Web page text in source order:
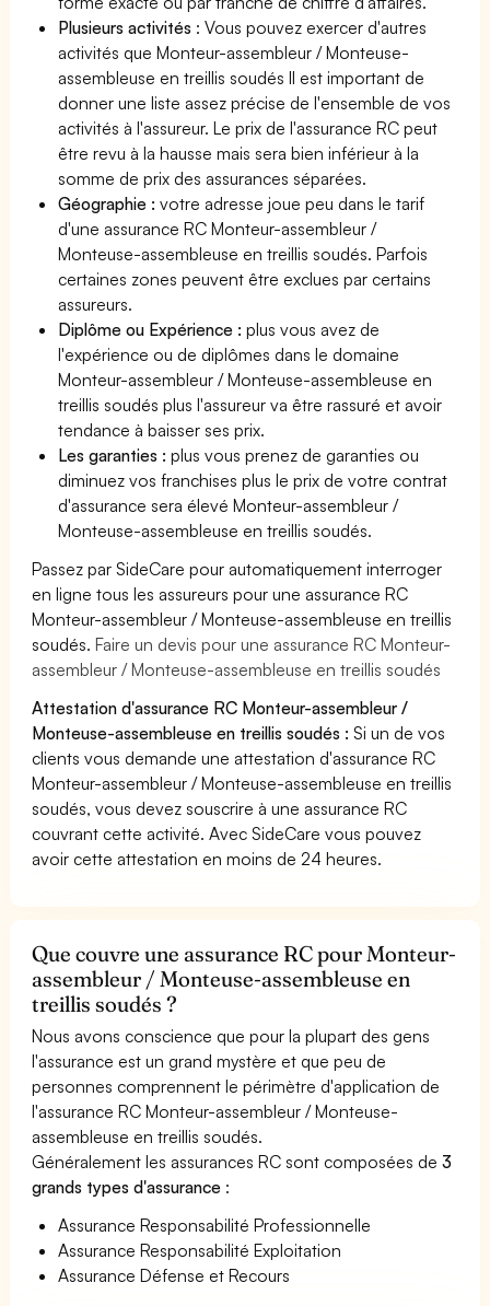
Plusieurs activités : Vous pouvez exercer d'autres
activités que Monteur-assembleur / Monteuse-
assembleuse en treillis soudés Il est important de
donner une liste assez précise de l'ensemble de vos
activités à l'assureur. Le prix de l'assurance RC peut
être revu à la hausse mais sera bien inférieur à la
somme de prix des assurances séparées.
Géographie :votre adresse joue peu dans le tarif
d'une assurance RC Monteur-assembleur /
Monteuse-assembleuse en treillis soudés. Parfois
certaines zones peuvent être exclues par certains
assureurs.
Diplôme ou Expérience :plus vous avez de
l'expérience ou de diplômes dans le domaine
Monteur-assembleur / Monteuse-assembleuse en
treillis soudés plus l'assureur va être rassuré et avoir
tendance à baisser ses prix.
Les garanties :plus vous prenez de garanties ou
diminuez vos franchises plus le prix de votre contrat
d'assurance sera élevé Monteur-assembleur /
Monteuse-assembleuse en treillis soudés.
Passez par SideCare pour automatiquement interroger
en ligne tous les assureurs pour une assurance RC
Monteur-assembleur / Monteuse-assembleuse en treillis
soudés.Faire un devis pour une assurance RC Monteur-
assembleur / Monteuse-assembleuse en treillis soudés
Attestation d'assurance RC Monteur-assembleur /
Monteuse-assembleuse en treillis soudés : Si un de vos
clients vous demande une attestation d'assurance RC
Monteur-assembleur / Monteuse-assembleuse en treillis
soudés, vous devez souscrire à une assurance RC
couvrant cette activité. Avec SideCare vous pouvez
avoir cette attestation en moins de 24 heures.
Que couvre une assurance RC pour Monteur-
assembleur / Monteuse-assembleuse en
treillis soudés ?
Nous avons conscience que pour la plupart des gens
l'assurance est un grand mystère et que peu de
personnes comprennent le périmètre d'application de
l'assurance RC Monteur-assembleur / Monteuse-
assembleuse en treillis soudés.
Généralement les assurances RC sont composées de3
grands types d'assurance :
Assurance Responsabilité Professionnelle
Assurance Responsabilité Exploitation
Assurance Défense et Recours